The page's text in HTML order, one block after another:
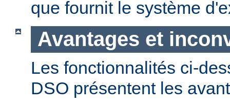
que fournit le système
Avantages et
Les fonctionnalités ci-
DSO présentent les